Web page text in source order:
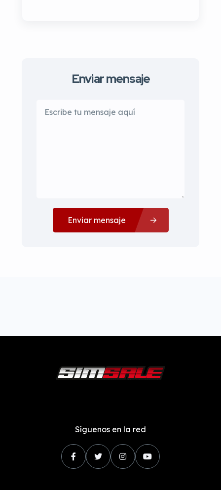
Enviar mensaje
Enviar mensaje
Síguenos en la red